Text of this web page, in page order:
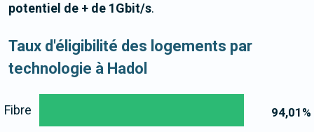
potentiel de + de 1Gbit/s.
Taux d'éligibilité des logements par
technologie à Hadol
94,01 %
Fibre